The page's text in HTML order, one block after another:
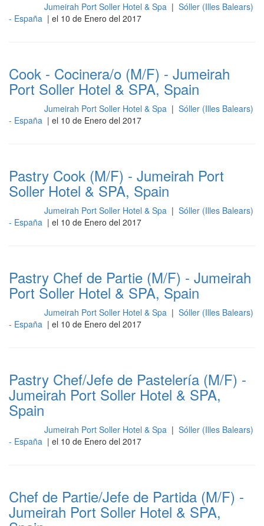
Jumeirah Port Soller Hotel & Spa | Sóller (Illes Balears)
- España | el 10 de Enero del 2017
Cook - Cocinera/o (M/F) - Jumeirah
Port Soller Hotel & SPA, Spain
Jumeirah Port Soller Hotel & Spa | Sóller (Illes Balears)
- España | el 10 de Enero del 2017
Pastry Cook (M/F) - Jumeirah Port
Soller Hotel & SPA, Spain
Jumeirah Port Soller Hotel & Spa | Sóller (Illes Balears)
- España | el 10 de Enero del 2017
Pastry Chef de Partie (M/F) - Jumeirah
Port Soller Hotel & SPA, Spain
Jumeirah Port Soller Hotel & Spa | Sóller (Illes Balears)
- España | el 10 de Enero del 2017
Pastry Chef/Jefe de Pastelería (M/F) -
Jumeirah Port Soller Hotel & SPA,
Spain
Jumeirah Port Soller Hotel & Spa | Sóller (Illes Balears)
- España | el 10 de Enero del 2017
Chef de Partie/Jefe de Partida (M/F) -
Jumeirah Port Soller Hotel & SPA,